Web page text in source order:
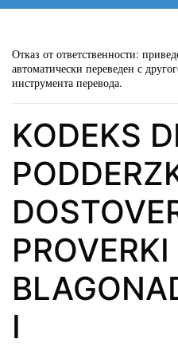
Отказ от ответственности:
автоматически переведен с
инструмента перевода.
KODEKS
PROVERKI
I